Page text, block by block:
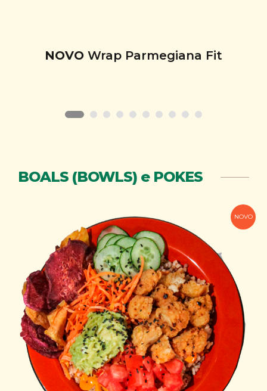
NOVO Wrap Parmegiana Fit
BOALS (BOWLS) e POKES
NOVO